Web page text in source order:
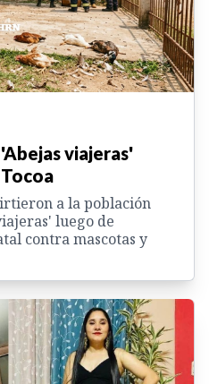
viajeras'
a la población
luego de
contra mascotas y